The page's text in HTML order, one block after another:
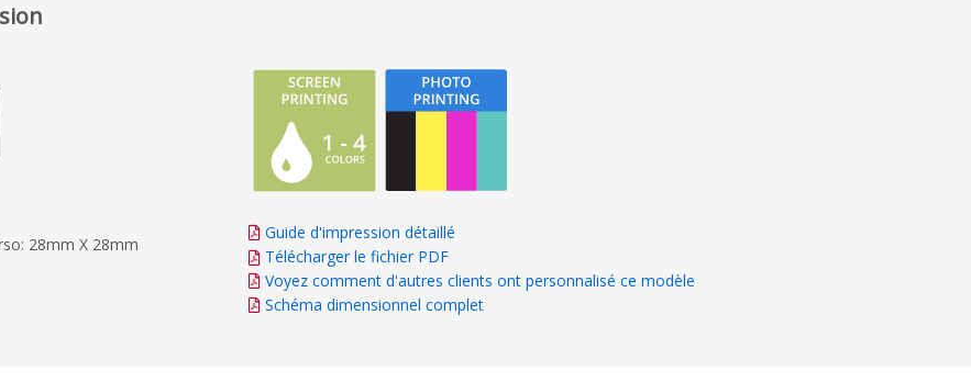
28mm X 28mm
Guide d'impression détaillé
Télécharger le fichier PDF
Voyez comment d'autres clients ont personnalisé ce modèle
Schéma dimensionnel complet